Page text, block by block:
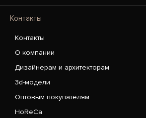
Контакты
Контакты
О компании
Дизайнерам и архитекторам
3d-модели
Оптовым покупателям
HoReCa